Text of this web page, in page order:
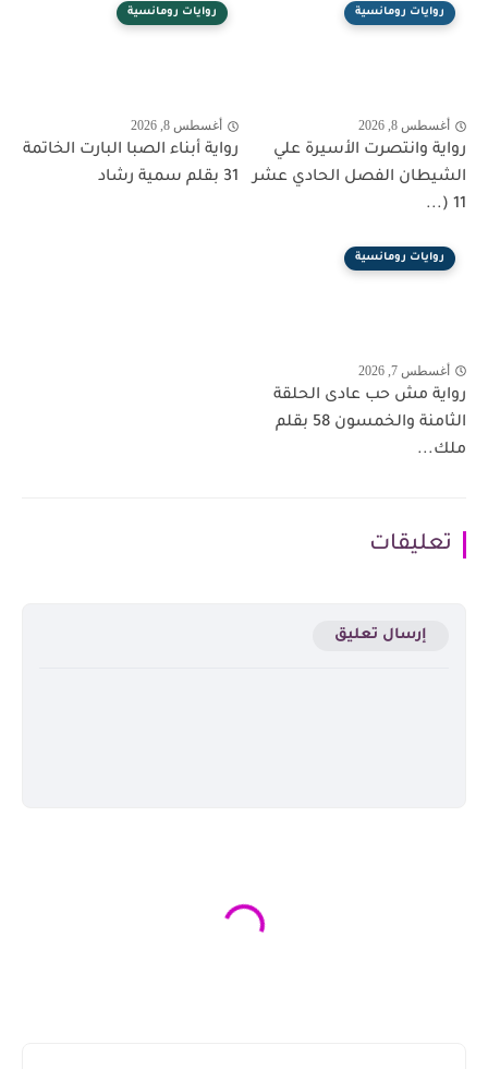
روايات رومانسية
أغسطس 8, 2026
رواية وانتصرت الأسيرة علي
الشيطان الفصل الحادي عشر
11 (...
روايات رومانسية
أغسطس 8, 2026
رواية أبناء الصبا البارت الخاتمة
31 بقلم سمية رشاد
روايات رومانسية
أغسطس 7, 2026
رواية مش حب عادى الحلقة
الثامنة والخمسون 58 بقلم
ملك...
تعليقات
إرسال تعليق